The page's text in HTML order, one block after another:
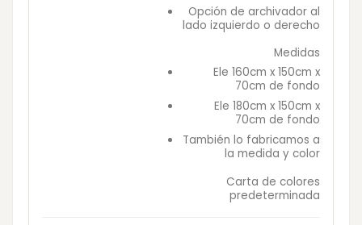
Opción de archivador al
lado izquierdo o derecho
Medidas
Ele 160cm x 150cm x
70cm de fondo
Ele 180cm x 150cm x
70cm de fondo
También lo fabricamos a
la medida y color
Carta de colores
predeterminada